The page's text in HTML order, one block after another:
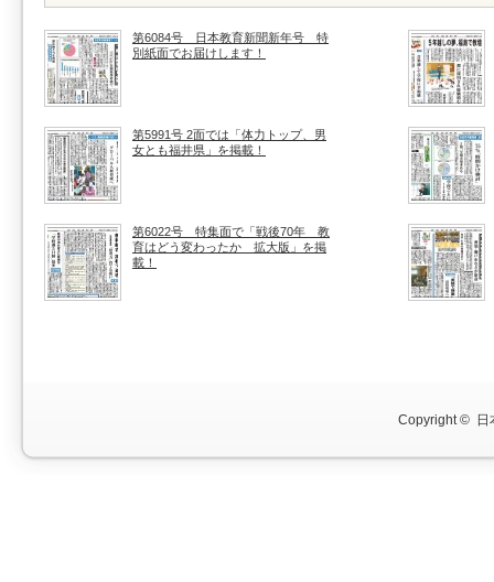
第6084号 日本教育新聞新年号 特
別紙面でお届けします！
第5991号 2面では「体力トップ、男
女とも福井県」を掲載！
第6022号 特集面で「戦後70年 教
育はどう変わったか 拡大版」を掲
載！
Copyright © 日